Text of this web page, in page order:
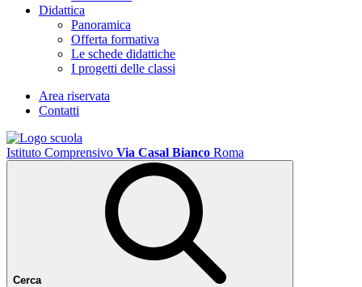
Didattica
Panoramica
Offerta formativa
Le schede didattiche
I progetti delle classi
Area riservata
Contatti
Istituto Comprensivo Via Casal Bianco Roma
Cerca